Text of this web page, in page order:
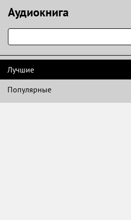
Аудиокнигa
Лучшие
Популярные